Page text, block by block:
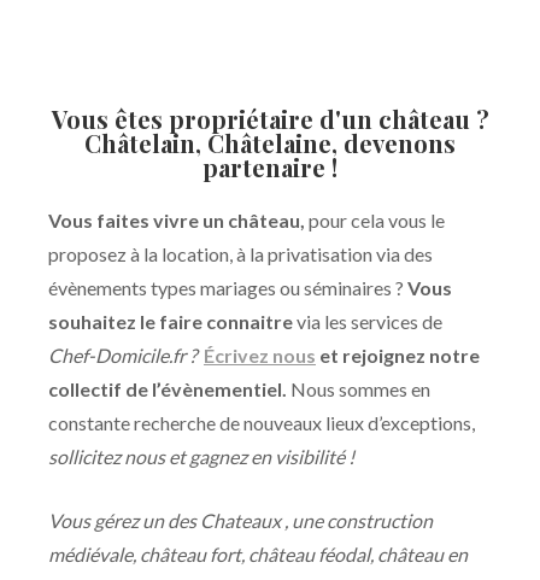
Vous êtes propriétaire d'un château ?
Châtelain, Châtelaine, devenons
partenaire !
Vous faites vivre un château, pour cela vous le
proposez à la location, à la privatisation via des
évènements types mariages ou séminaires ? Vous
souhaitez le faire connaitrevia les services de
Chef-Domicile.fr ? Écrivez nous et rejoignez notre
collectif de l’évènementiel. Nous sommes en
constante recherche de nouveaux lieux d’exceptions,
sollicitez nous et gagnez en visibilité !
Vous gérez un des Chateaux , une construction
médiévale, château fort, château féodal, château en